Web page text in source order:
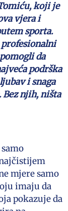
koji je
vjera i
sporta.
profesionalni
da
podrška
i snaga
Bez njih, ništa
mjere samo
imaju da
pokazuje da